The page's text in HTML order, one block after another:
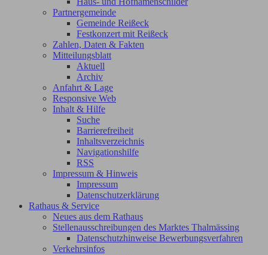
Partnergemeinde
Gemeinde Reißeck
Festkonzert mit Reißeck
Zahlen, Daten & Fakten
Mitteilungsblatt
Aktuell
Archiv
Anfahrt & Lage
Responsive Web
Inhalt & Hilfe
Suche
Barrierefreiheit
Inhaltsverzeichnis
Navigationshilfe
RSS
Impressum & Hinweis
Impressum
Datenschutzerklärung
Rathaus & Service
Neues aus dem Rathaus
Stellenausschreibungen des Marktes Thalmässing
Datenschutzhinweise Bewerbungsverfahren
Verkehrsinfos